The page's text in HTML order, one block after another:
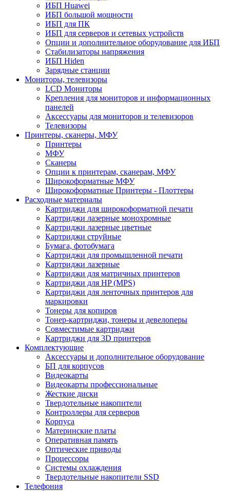
ИБП Huawei
ИБП большой мощности
ИБП для ПК
ИБП для серверов и сетевых устройств
Опции и дополнительное оборудование для ИБП
Стабилизаторы напряжения
ИБП Hiden
Зарядные станции
Мониторы, телевизоры
LCD Мониторы
Крепления для мониторов и информационных
панелей
Аксессуары для мониторов и телевизоров
Телевизоры
Принтеры, сканеры, МФУ
Принтеры
МФУ
Сканеры
Опции к принтерам, сканерам, МФУ
Широкоформатные МФУ
Широкоформатные Принтеры - Плоттеры
Расходные материалы
Картриджи для широкоформатной печати
Картриджи лазерные монохромные
Картриджи лазерные цветные
Картриджи струйные
Бумага, фотобумага
Картриджи для промышленной печати
Картриджи лазерные
Картриджи для матричных принтеров
Картриджи для HP (MPS)
Картриджи для ленточных принтеров для
маркировки
Тонеры для копиров
Тонер-картриджи, тонеры и девелоперы
Совместимые картриджи
Картриджи для 3D принтеров
Комплектующие
Аксессуары и дополнительное оборудование
БП для корпусов
Видеокарты
Видеокарты профессиональные
Жесткие диски
Твердотельные накопители
Контроллеры для серверов
Корпуса
Материнские платы
Оперативная память
Оптические приводы
Процессоры
Системы охлаждения
Твердотельные накопители SSD
Телефония